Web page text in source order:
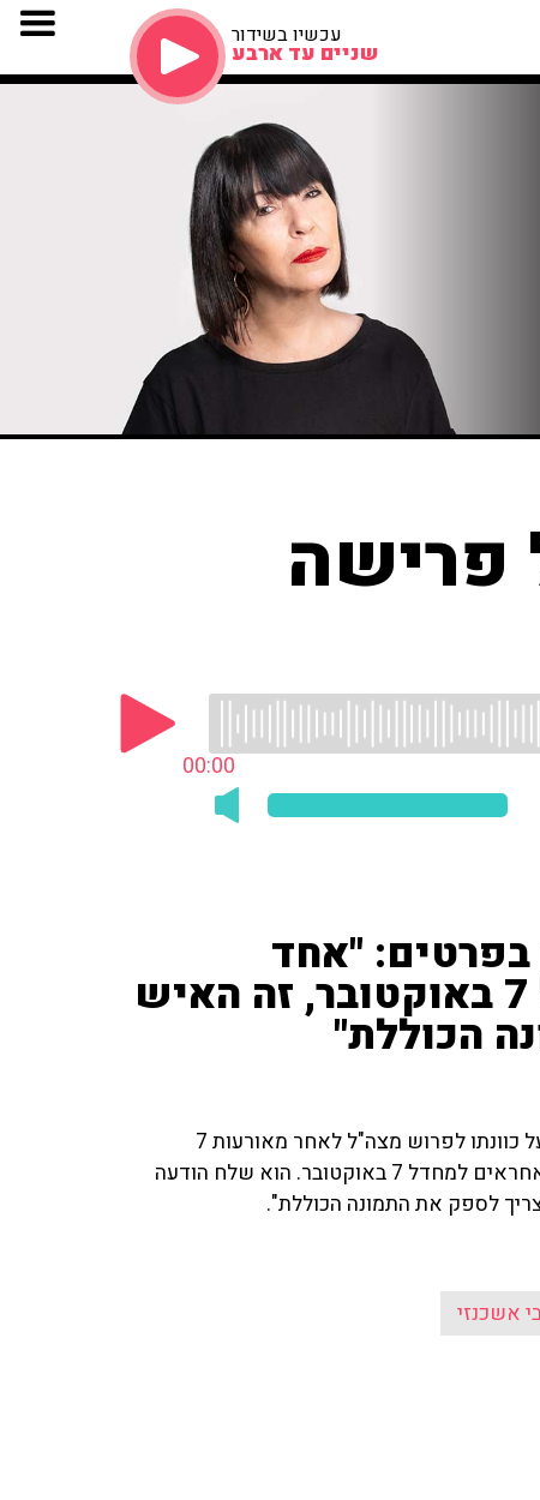
עכשיו בשידור
שניים עד ארבע
על פרישה
00:00
בפרטים: "אחד
האנשים שאחראים למחדל 7 באוקטובר, זה האיש
הכוללת"
מפקד 8200 תא"ל יוסי שריאל הודיע היום (ה') לרמטכ"ל על כוונתו לפרוש מצה"ל לאחר מאורעות 7
באוקטובר. אבי אשכנזי ('מעריב') עדכן: "אחד האנשים שאחראים למחדל 7 באוקטובר. הוא שלח הודעה
לספק את התמונה הכוללת".
אשכנזי